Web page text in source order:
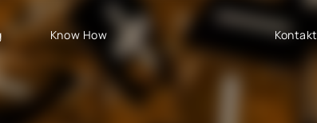
SAP CLOUD ERP
Know How Kontakt